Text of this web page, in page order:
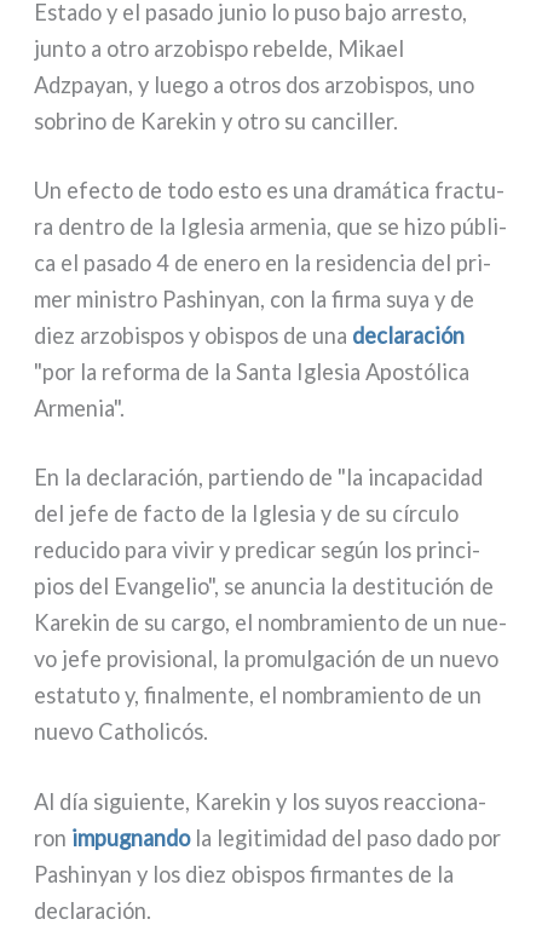
Estado y el pasa­do junio lo puso bajo arre­sto,
jun­to a otro arzo­bi­spo rebel­de, Mikael
Adzpayan, y lue­go a otros dos arzo­bi­spos, uno
sobri­no de Karekin y otro su can­cil­ler.
Un efec­to de todo esto es una dra­má­ti­ca frac­tu­
ra den­tro de la Iglesia arme­nia, que se hizo públi­
ca el pasa­do 4 de ene­ro en la resi­den­cia del pri­
mer mini­stro Pashinyan, con la fir­ma suya y de
diez arzo­bi­spos y obi­spos de una decla­ra­ción
"por la refor­ma de la Santa Iglesia Apostólica
Armenia".
En la decla­ra­ción, par­tien­do de "la inca­pa­ci­dad
del jefe de fac­to de la Iglesia y de su cír­cu­lo
redu­ci­do para vivir y pre­di­car según los prin­ci­
pios del Evangelio", se anun­cia la desti­tu­ción de
Karekin de su car­go, el nom­bra­mien­to de un nue­
vo jefe pro­vi­sio­nal, la pro­mul­ga­ción de un nue­vo
esta­tu­to y, final­men­te, el nom­bra­mien­to de un
nue­vo Catholicós.
Al día siguien­te, Karekin y los suyos reac­cio­na­
ron impu­gnan­dola legi­ti­mi­dad del paso dado por
Pashinyan y los diez obi­spos fir­man­tes de la
decla­ra­ción.